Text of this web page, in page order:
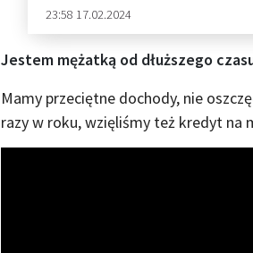
23:58 17.02.2024
Jestem mężatką od dłuższego
Mamy przeciętne dochody, nie
razy w roku, wzięliśmy też kredyt na